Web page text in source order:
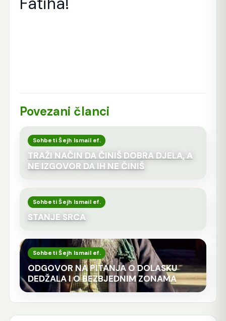
Povezani članci
Sohbeti Šejh Ismail ef.
TRAŽI NAČIN DA ČINIŠ DOBRA DJELA, A
NE IZGOVOR DA IH NE ČINIŠ
Sohbeti Šejh Ismail ef.
STANJE SRCA
Sohbeti Šejh Ismail ef.
ODGOVOR NA PITANJA O DOLASKU
DEDŽALA I O BEZBJEDNIM ZONAMA